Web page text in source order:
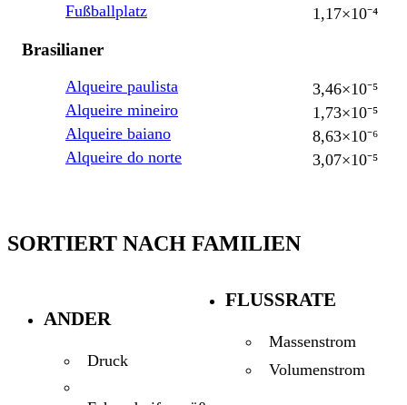
Fußballplatz
1,17×10⁻⁴
Brasilianer
Alqueire paulista
3,46×10⁻⁵
Alqueire mineiro
1,73×10⁻⁵
Alqueire baiano
8,63×10⁻⁶
Alqueire do norte
3,07×10⁻⁵
SORTIERT NACH FAMILIEN
ANDER
Druck
FLUSSRATE
Massenstrom
Volumenstrom